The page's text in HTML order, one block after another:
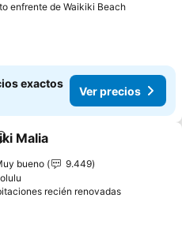
enfrente de Waikiki Beach
exactos
Ver precios
a favoritos
Malia
bueno
9.449
recién renovadas